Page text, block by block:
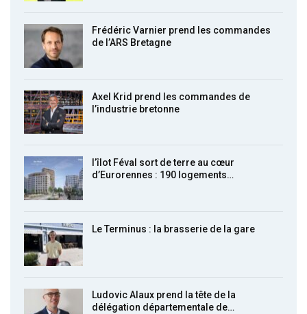
Frédéric Varnier prend les commandes
de l’ARS Bretagne
Axel Krid prend les commandes de
l’industrie bretonne
l’îlot Féval sort de terre au cœur
d’Eurorennes : 190 logements…
Le Terminus : la brasserie de la gare
Ludovic Alaux prend la tête de la
délégation départementale de…